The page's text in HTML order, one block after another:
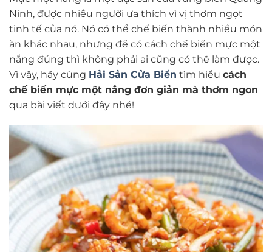
Ninh, được nhiều người ưa thích vì vị thơm ngọt
tinh tế của nó. Nó có thể chế biến thành nhiều món
ăn khác nhau, nhưng để có cách chế biến mực một
nắng đúng thì không phải ai cũng có thể làm được.
Vì vậy, hãy cùng Hải Sản Cửa Biển tìm hiểu cách
chế biến mực một nắng đơn giản mà thơm ngon
qua bài viết dưới đây nhé!